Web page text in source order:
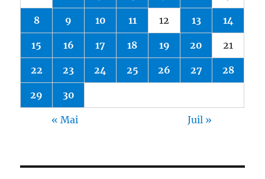
8 9 10 11 12 13 14
15 16 17 18 19 20 21
22 23 24 25 26 27 28
29 30
« Mai Juil »